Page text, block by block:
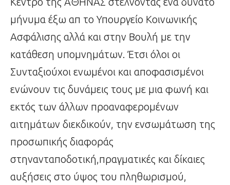
μήνυμα έξω απ το Υπουργείο Κοινωνικής
Ασφάλισης αλλά και στην Βουλή με την
κατάθεση υπομνημάτων. Έτσι όλοι οι
Συνταξιούχοι ενωμένοι και αποφασισμένοι
ενώνουν τις δυνάμεις τους με μια φωνή και
εκτός των άλλων προαναφερομένων
αιτημάτων διεκδικούν, την ενσωμάτωση της
προσωπικής διαφοράς
στηνανταποδοτική,πραγματικές και δίκαιες
αυξήσεις στο ύψος του πληθωρισμού,